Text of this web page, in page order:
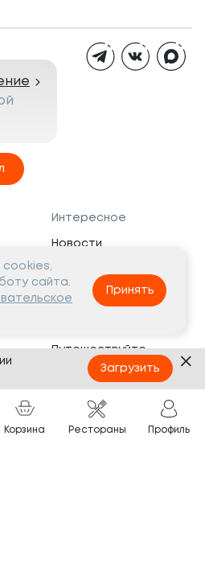
Интересное
Новости
Вакансии
Социальная жизнь
Путешествуйте
с ТОКИО-CITY
Партнёрам
Франшиза
Корзина Рестораны Профиль
сайта.
Принять
Загрузить